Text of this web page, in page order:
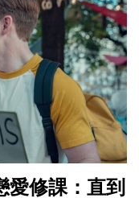
愛修課：直到